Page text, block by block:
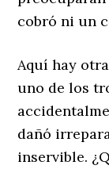
cobró ni un
Aquí hay
uno de los
dañó
inservible.